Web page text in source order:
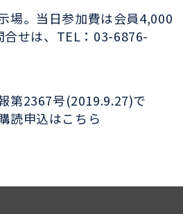
場。当日参加費は会員4,000
せは、TEL：03-6876-
第2367号(2019.9.27)で
読申込はこちら